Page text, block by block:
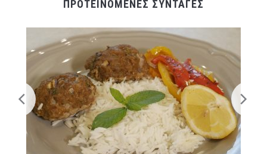
ΠΡΟΤΕΙΝΟΜΕΝΕΣ ΣΥΝΤΑΓΕΣ